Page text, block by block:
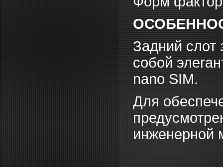
Задний слот
собой
nano SIM.
Для
инженерной